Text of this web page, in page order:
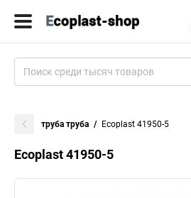
труба труба Ecoplast 41950-5
Ecoplast 41950-5